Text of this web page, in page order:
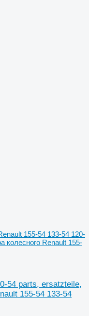
155-54 133-54 120-
колесного Renault 155-
54 parts, ersatzteile,
155-54 133-54